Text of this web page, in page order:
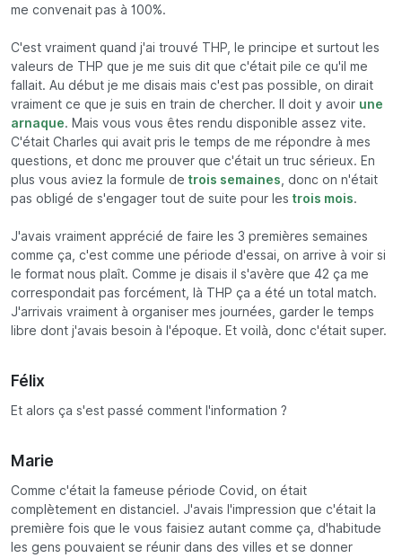
me convenait pas à 100%.
C'est vraiment quand j'ai trouvé THP, le principe et surtout les
valeurs de THP que je me suis dit que c'était pile ce qu'il me
fallait. Au début je me disais mais c'est pas possible, on dirait
vraiment ce que je suis en train de chercher. Il doit y avoir une
arnaque. Mais vous vous êtes rendu disponible assez vite.
C'était Charles qui avait pris le temps de me répondre à mes
questions, et donc me prouver que c'était un truc sérieux. En
plus vous aviez la formule de trois semaines, donc on n'était
pas obligé de s'engager tout de suite pour les trois mois.
J'avais vraiment apprécié de faire les 3 premières semaines
comme ça, c'est comme une période d'essai, on arrive à voir si
le format nous plaît. Comme je disais il s'avère que 42 ça me
correspondait pas forcément, là THP ça a été un total match.
J'arrivais vraiment à organiser mes journées, garder le temps
libre dont j'avais besoin à l'époque. Et voilà, donc c'était super.
Félix
Et alors ça s'est passé comment l'information ?
Marie
Comme c'était la fameuse période Covid, on était
complètement en distanciel. J'avais l'impression que c'était la
première fois que le vous faisiez autant comme ça, d'habitude
les gens pouvaient se réunir dans des villes et se donner